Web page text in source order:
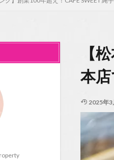
【
本
2025年3